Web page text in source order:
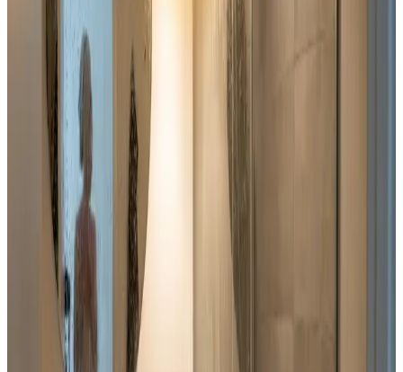
97% varmegenvinding